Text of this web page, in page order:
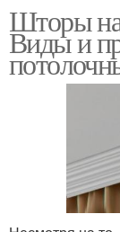
Шторы на
Виды и